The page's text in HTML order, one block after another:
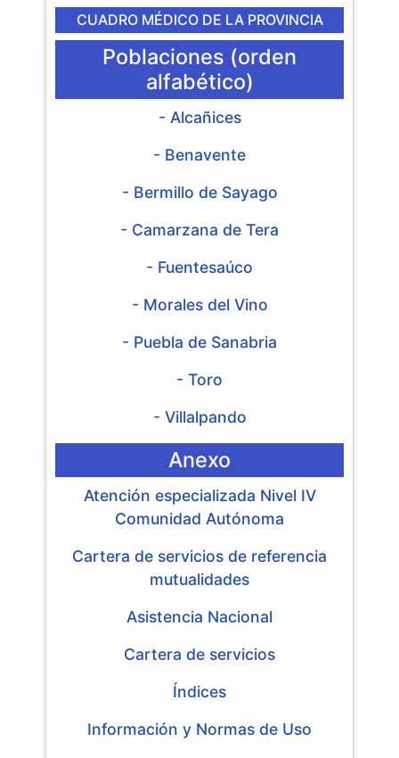
CUADRO MÉDICO DE LA PROVINCIA
Poblaciones (orden
alfabético)
- Alcañices
- Benavente
- Bermillo de Sayago
- Camarzana de Tera
- Fuentesaúco
- Morales del Vino
- Puebla de Sanabria
- Toro
- Villalpando
Anexo
Atención especializada Nivel IV
Comunidad Autónoma
Cartera de servicios de referencia
mutualidades
Asistencia Nacional
Cartera de servicios
Índices
Información y Normas de Uso